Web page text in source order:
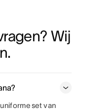
Wij
set van